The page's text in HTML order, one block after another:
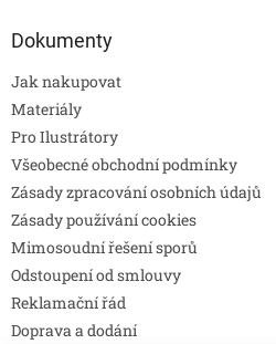
Dokumenty
Jak nakupovat
Materiály
Pro Ilustrátory
Všeobecné obchodní podmínky
Zásady zpracování osobních údajů
Zásady používání cookies
Mimosoudní řešení sporů
Odstoupení od smlouvy
Reklamační řád
Doprava a dodání